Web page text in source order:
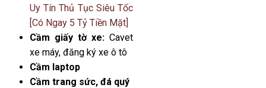
Uy Tín Thủ Tục Siêu Tốc
[Có Ngay 5 Tỷ Tiền Mặt]
Cầm giấy tờ xe: Cavet
xe máy, đăng ký xe ô tô
Cầm laptop
Cầm trang sức, đá quý